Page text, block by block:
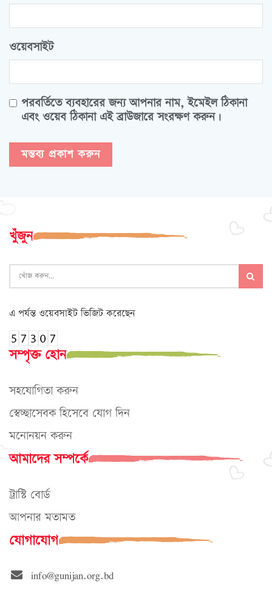
ওয়েবসাইট
পরবর্তিতে ব্যবহারের জন্য আপনার নাম, ইমেইল ঠিকানা
এবং ওয়েব ঠিকানা এই ব্রাউজারে সংরক্ষণ করুন।
খুঁজুন
এ পর্যন্ত ওয়েবসাইট ভিজিট করেছেন
সম্পৃক্ত হোন
সহযোগিতা করুন
স্বেচ্ছাসেবক হিসেবে যোগ দিন
মনোনয়ন করুন
আমাদের সম্পর্কে
ট্রাস্টি বোর্ড
আপনার মতামত
যোগাযোগ
info@gunijan.org.bd